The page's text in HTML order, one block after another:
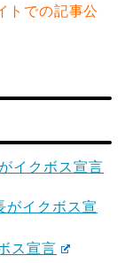
トでの記事公
イクボス宣言
がイクボス宣
ス宣言